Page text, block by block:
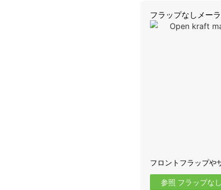
フラップなしメー
フロントフラップや
参照 フラップな